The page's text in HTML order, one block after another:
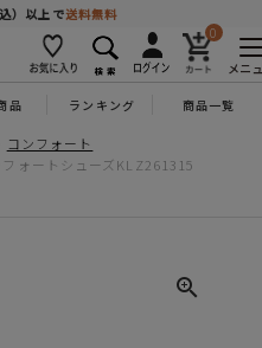
）以上で送料無料
0
メニ
品 ランキング 商品一覧
コンフォート
ォートシューズKLZ261315
探す
#スニーカー